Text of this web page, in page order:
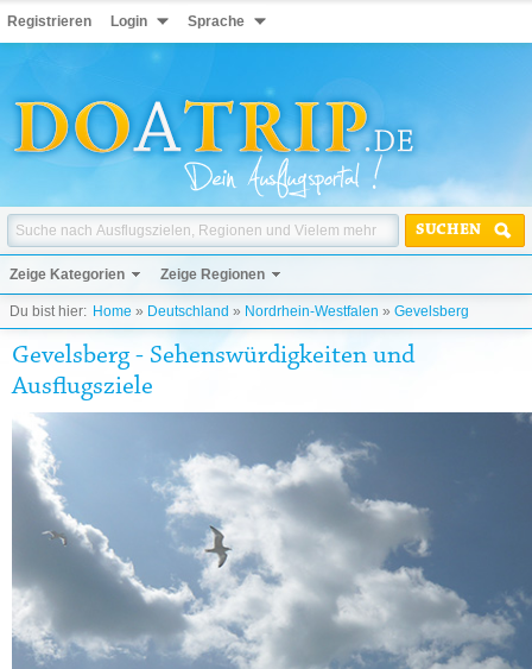
Registrieren Login Sprache
SUCHEN
Zeige Kategorien Zeige Regionen
Du bist hier: Home » Deutschland » Nordrhein-Westfalen » Gevelsberg
Gevelsberg - Sehenswürdigkeiten und
Ausflugsziele